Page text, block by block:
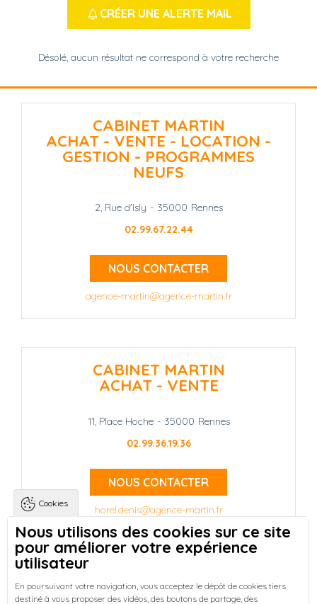
CRÉER UNE ALERTE MAIL
Désolé, aucun résultat ne correspond à votre recherche
CABINET MARTIN
ACHAT - VENTE - LOCATION -
GESTION - PROGRAMMES
NEUFS
2, Rue d'Isly - 35000 Rennes
02.99.67.22.44
NOUS CONTACTER
agence-martin@agence-martin.fr
CABINET MARTIN
ACHAT - VENTE
11, Place Hoche - 35000 Rennes
02.99.36.19.36
NOUS CONTACTER
horel.denis@agence-martin.fr
Landing pagesQui sommes-nous ?
-
Réussir votre achat immobilier à Rennes
-
Cookies
Nous utilisons des cookies sur ce site
pour améliorer votre expérience
utilisateur
En poursuivant votre navigation, vous acceptez le dépôt de cookies tiers
destiné à vous proposer des vidéos, des boutons de partage, des